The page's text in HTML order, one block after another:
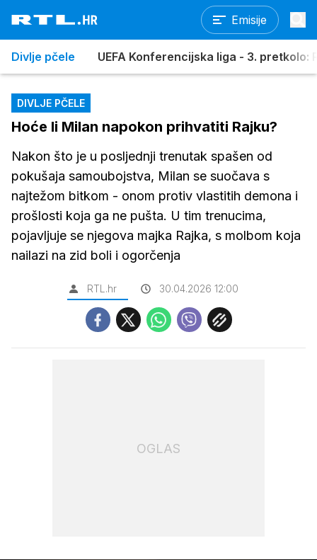
Emisije
Divlje pčele UEFA Konferencijska liga - 3. pretkolo:
DIVLJE PČELE
Hoće li Milan napokon prihvatiti Rajku?
Nakon što je u posljednji trenutak spašen od
pokušaja samoubojstva, Milan se suočava s
najtežom bitkom - onom protiv vlastitih demona i
prošlosti koja ga ne pušta. U tim trenucima,
pojavljuje se njegova majka Rajka, s molbom koja
nailazi na zid boli i ogorčenja
RTL.hr 30.04.2026 12:00
OGLAS